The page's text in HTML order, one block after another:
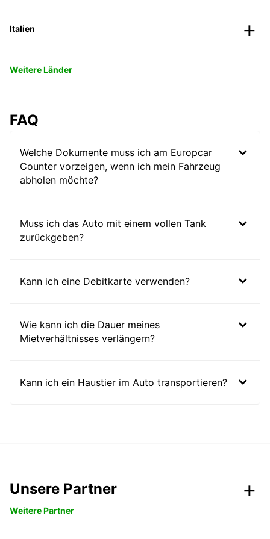
Italien
Weitere Länder
FAQ
Welche Dokumente muss ich am Europcar
Counter vorzeigen, wenn ich mein Fahrzeug
abholen möchte?
Muss ich das Auto mit einem vollen Tank
zurückgeben?
Kann ich eine Debitkarte verwenden?
Wie kann ich die Dauer meines
Mietverhältnisses verlängern?
Kann ich ein Haustier im Auto transportieren?
Unsere Partner
Weitere Partner